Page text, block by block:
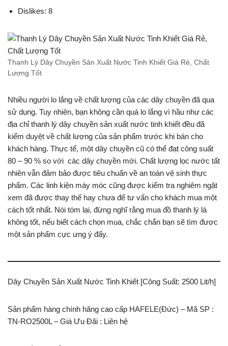
Dislikes: 8
Thanh Lý Dây Chuyền Sản Xuất Nước Tinh Khiết Giá Rẻ, Chất
Lượng Tốt
Nhiều người lo lắng về chất lượng của các dây chuyền đã qua
sử dụng. Tuy nhiên, bạn không cần quá lo lắng vì hầu như các
địa chỉ thanh lý dây chuyền sản xuất nước tinh khiết đều đã
kiểm duyệt về chất lượng của sản phẩm trước khi bán cho
khách hàng. Thực tế, một dây chuyền cũ có thể đạt công suất
80 – 90 % so với các dây chuyền mới. Chất lượng lọc nước tất
nhiên vẫn đảm bảo được tiêu chuẩn về an toàn vệ sinh thực
phẩm. Các linh kiện máy móc cũng được kiểm tra nghiêm ngặt
xem đã được thay thế hay chưa để tư vấn cho khách mua một
cách tốt nhất. Nói tóm lại, đừng nghĩ rằng mua đồ thanh lý là
không tốt, nếu biết cách chọn mua, chắc chắn bạn sẽ tìm được
một sản phẩm cực ưng ý đấy.
Dây Chuyền Sản Xuất Nước Tinh Khiết [Công Suất: 2500 Lit/h]
Sản phẩm hàng chính hãng cao cấp HAFELE(Đức) – Mã SP :
TN-RO2500L – Giá Ưu Đãi : Liên hệ